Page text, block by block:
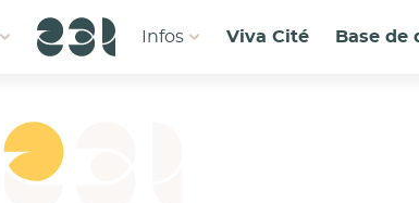
Infos Viva Cité Base de